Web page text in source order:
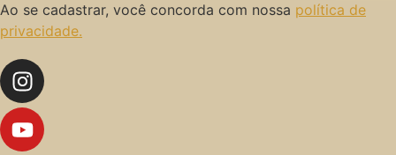
Ao se cadastrar, você concorda com nossa política de
privacidade.